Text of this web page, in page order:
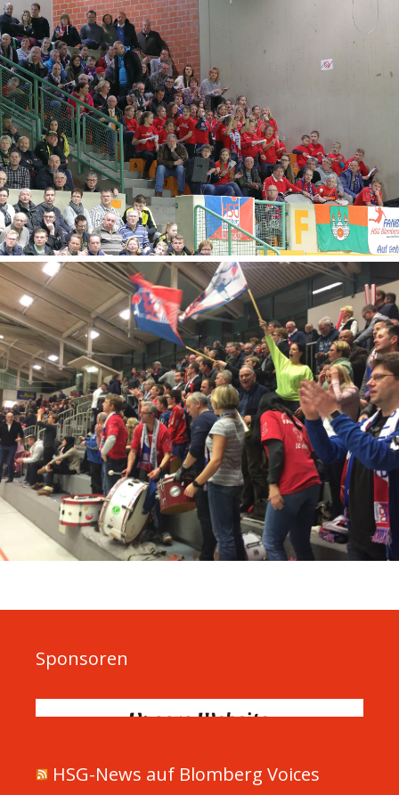
Sponsoren
HSG-News auf Blomberg Voices